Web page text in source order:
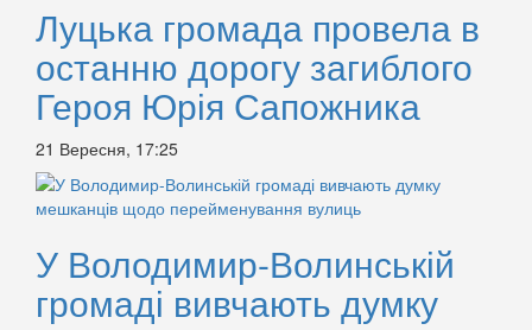
Луцька громада провела в
останню дорогу загиблого
Героя Юрія Сапожника
21 Вересня, 17:25
У Володимир-Волинській
громаді вивчають думку